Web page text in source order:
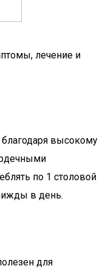
лечение и
высокому
по 1 столовой
в день.
для